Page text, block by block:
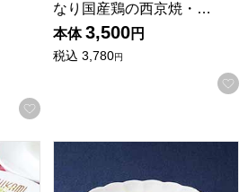
）
お気に入りに登録する
なり国産鶏の西京焼・…
本体 3,500円
税込 3,780円
2個×4袋(L6573)【サクワ】